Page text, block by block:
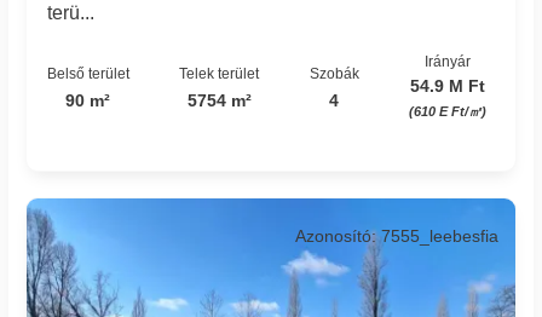
terü...
Belső terület
90 m²
Telek terület
5754 m²
Szobák
4
Irányár
54.9 M Ft
(610 E Ft/㎡)
Azonosító: 7555_leebesfia